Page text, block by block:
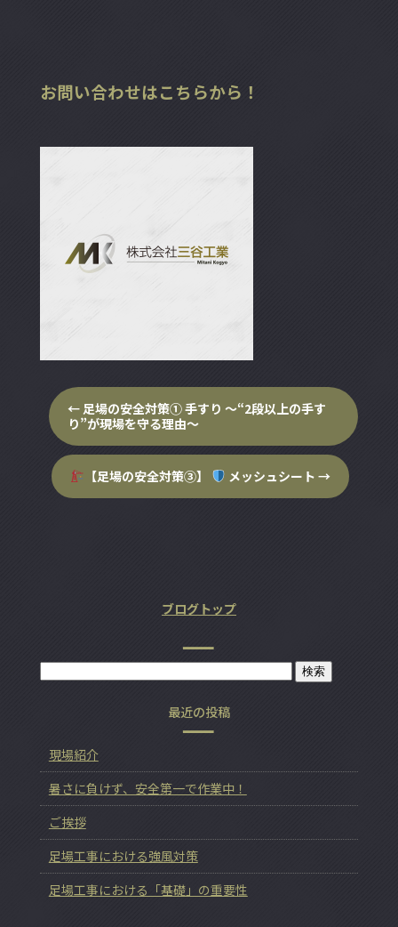
お問い合わせはこちらから！
←足場の安全対策① 手すり ～“2段以上の手す
り”が現場を守る理由～
【足場の安全対策③】 メッシュシート→
ブログトップ
最近の投稿
現場紹介
暑さに負けず、安全第一で作業中！
ご挨拶
足場工事における強風対策
足場工事における「基礎」の重要性